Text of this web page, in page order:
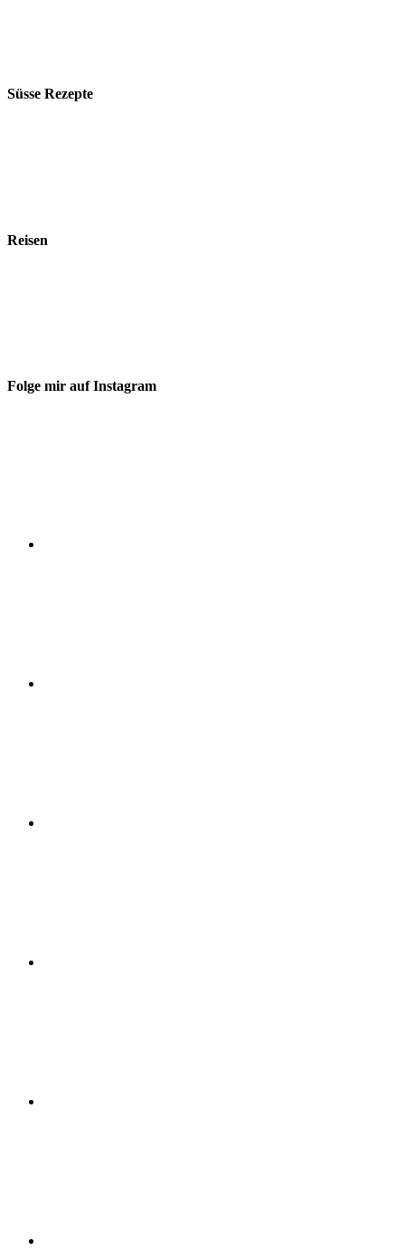
Süsse Rezepte
Reisen
Folge mir auf Instagram